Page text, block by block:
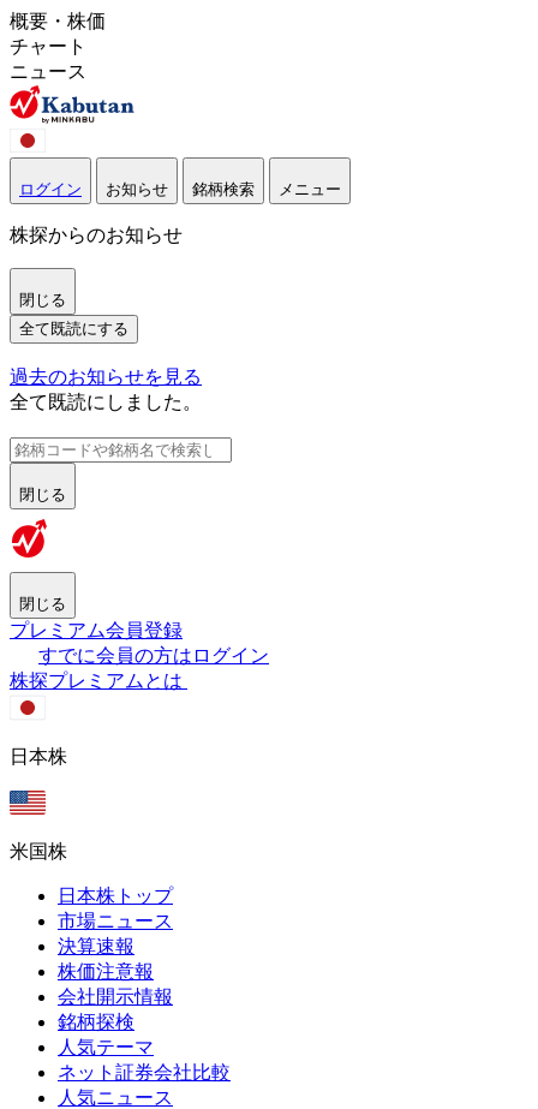
概要・株価
チャート
ニュース
ログイン お知らせ 銘柄検索 メニュー
株探からのお知らせ
閉じる
全て既読にする
過去のお知らせを見る
全て既読にしました。
閉じる
閉じる
プレミアム会員登録
すでに会員の方はログイン
株探プレミアムとは
日本株
米国株
日本株トップ
市場ニュース
決算速報
株価注意報
会社開示情報
銘柄探検
人気テーマ
ネット証券会社比較
人気ニュース